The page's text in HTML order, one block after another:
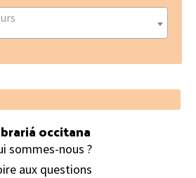
occitana
sommes-nous ?
aux questions